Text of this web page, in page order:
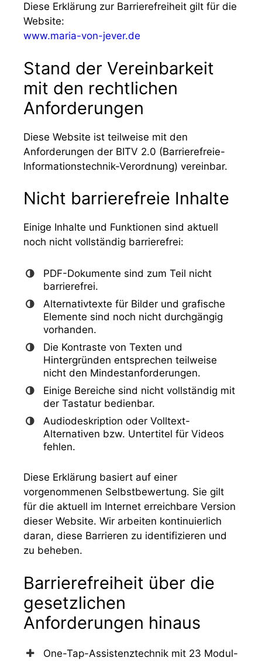
Diese Erklärung zur Barrierefreiheit gilt für die
Website:
www.maria-von-jever.de
Stand der Vereinbarkeit
mit den rechtlichen
Anforderungen
Diese Website ist teilweise mit den
Anforderungen der BITV 2.0 (Barrierefreie-
Informationstechnik-Verordnung) vereinbar.
Nicht barrierefreie Inhalte
Einige Inhalte und Funktionen sind aktuell
noch nicht vollständig barrierefrei:
PDF-Dokumente sind zum Teil nicht
barrierefrei.
Alternativtexte für Bilder und grafische
Elemente sind noch nicht durchgängig
vorhanden.
Die Kontraste von Texten und
Hintergründen entsprechen teilweise
nicht den Mindestanforderungen.
Einige Bereiche sind nicht vollständig mit
der Tastatur bedienbar.
Audiodeskription oder Volltext-
Alternativen bzw. Untertitel für Videos
fehlen.
Diese Erklärung basiert auf einer
vorgenommenen Selbstbewertung. Sie gilt
für die aktuell im Internet erreichbare Version
dieser Website. Wir arbeiten kontinuierlich
daran, diese Barrieren zu identifizieren und
zu beheben.
Barrierefreiheit über die
gesetzlichen
Anforderungen hinaus
One-Tap-Assistenztechnik mit 23 Modul-